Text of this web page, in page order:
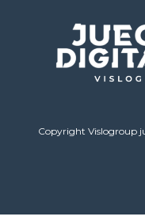
Copyright Vislogroup